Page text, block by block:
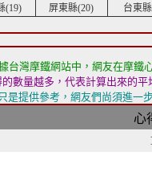
(19) 屏東縣(20) 台東
台灣摩鐵網站中，網友在摩鐵
的數量越多，代表計算出來的
是提供參考，網友們尚須進一
心